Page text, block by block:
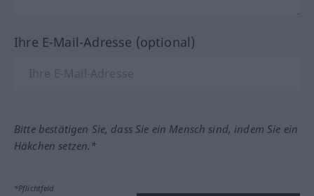
Ihre E-Mail-Adresse (optional)
Bitte bestätigen Sie, dass Sie ein Mensch sind, indem Sie ein
Häkchen setzen.*
*Pflichtfeld